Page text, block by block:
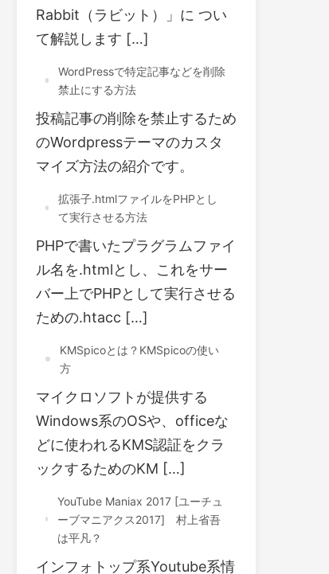
Rabbit（ラビット）」に つい
て解説します […]
WordPressで特定記事などを削除
禁止にする方法
投稿記事の削除を禁止するため
のWordpressテーマのカスタ
マイズ方法の紹介です。
拡張子.htmlファイルをPHPとし
て実行させる方法
PHPで書いたプラグラムファイ
ル名を.htmlとし、これをサー
バー上でPHPとして実行させる
ための.htacc […]
KMSpicoとは？KMSpicoの使い
方
マイクロソフトが提供する
Windows系のOSや、officeな
どに使われるKMS認証をクラ
ックするためのKM […]
YouTube Maniax 2017 [ユーチュ
ーブマニアクス2017] 村上省吾
は平凡？
インフォトップ系Youtube系情